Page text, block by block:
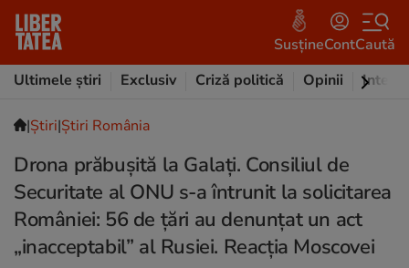
SusțineContCaută
Ultimele știri
Exclusiv Criză politică Opinii
|Ştiri|Știri România
Drona prăbușită la Galați. Consiliul de
Securitate al ONU s-a întrunit la solicitarea
României: 56 de țări au denunțat un act
„inacceptabil” al Rusiei. Reacția Moscovei